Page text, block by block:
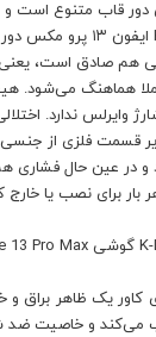
قاب متنوع است و
5 میلی متر برامدگی دارد که یک محافظت حدودی از
هماهنگ می‌شود.
وایرلس ندارد.
قسمت فلزی از
بار برای نصب یا
کاور یک ظاهر براق
می‌کند و خاصیت ضد